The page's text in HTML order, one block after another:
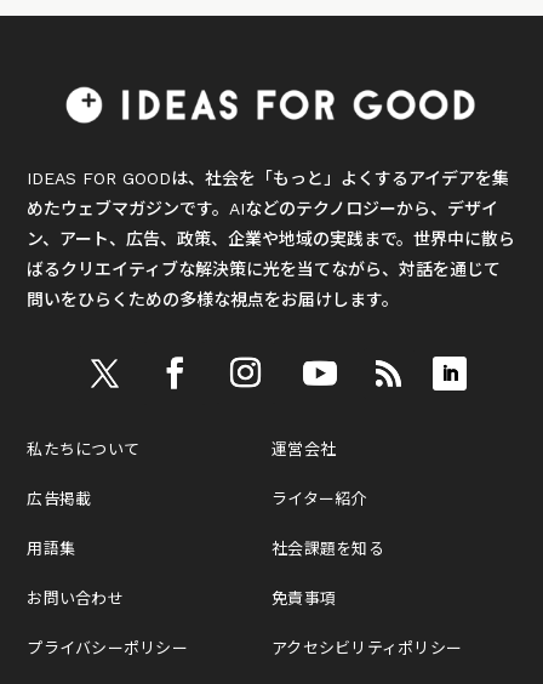
IDEAS FOR GOODは、社会を「もっと」よくするアイデアを集
めたウェブマガジンです。AIなどのテクノロジーから、デザイ
ン、アート、広告、政策、企業や地域の実践まで。世界中に散ら
ばるクリエイティブな解決策に光を当てながら、対話を通じて
問いをひらくための多様な視点をお届けします。
私たちについて
広告掲載
用語集
お問い合わせ
プライバシーポリシー
運営会社
ライター紹介
社会課題を知る
免責事項
アクセシビリティポリシー